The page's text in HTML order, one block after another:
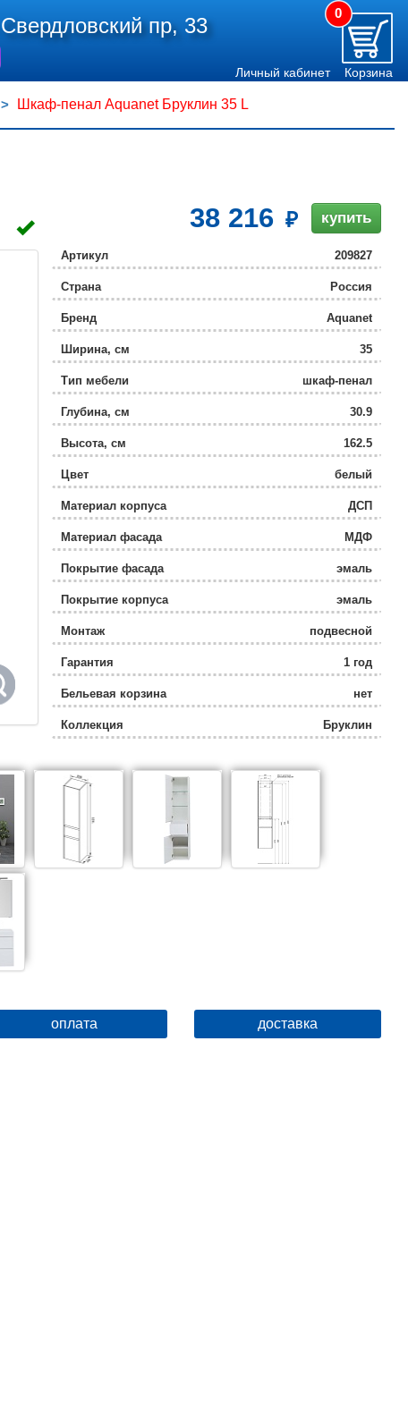
Свердловский пр, 33
0
Личный кабинет Корзина
Шкаф-пенал Aquanet Бруклин 35 L
38 216 купить
Артикул 209827
Страна Россия
Бренд Aquanet
Ширина, см 35
Тип мебели шкаф-пенал
Глубина, см 30.9
Высота, см 162.5
Цвет белый
Материал корпуса ДСП
Материал фасада МДФ
Покрытие фасада эмаль
Покрытие корпуса эмаль
Монтаж подвесной
Гарантия 1 год
Бельевая корзина нет
Коллекция Бруклин
оплата доставка